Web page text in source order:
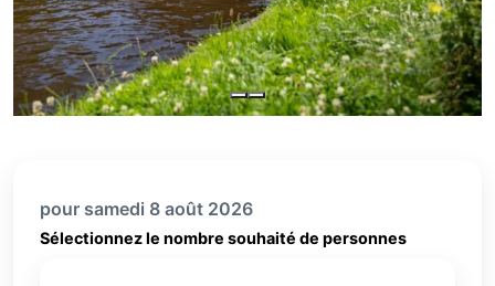
pour samedi 8 août 2026
Sélectionnez le nombre souhaité de personnes